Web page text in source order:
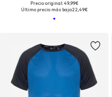
Precio original: 49,99€
Último precio más bajo:22,49€